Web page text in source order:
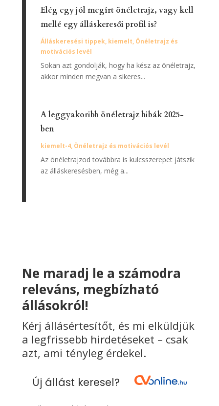
Elég egy jól megírt önéletrajz, vagy kell
mellé egy álláskeresői profil is?
Álláskeresési tippek, kiemelt, Önéletrajz és
motivációs levél
Sokan azt gondolják, hogy ha kész az önéletrajz,
akkor minden megvan a sikeres...
A leggyakoribb önéletrajz hibák 2025-
ben
kiemelt-4, Önéletrajz és motivációs levél
Az önéletrajzod továbbra is kulcsszerepet játszik
az álláskeresésben, még a...
Ne maradj le a számodra
releváns, megbízható
állásokról!
Kérj állásértesítőt, és mi elküldjük
a legfrissebb hirdetéseket – csak
azt, ami tényleg érdekel.